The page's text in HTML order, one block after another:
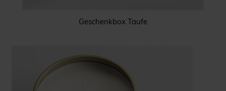
Geschenkbox Taufe